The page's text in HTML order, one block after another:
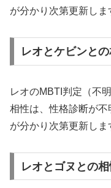
が分かり次第更新しま
レオとケビンと
レオのMBTI判定（不
相性は、性格診断が
が分かり次第更新しま
レオとゴヌとの